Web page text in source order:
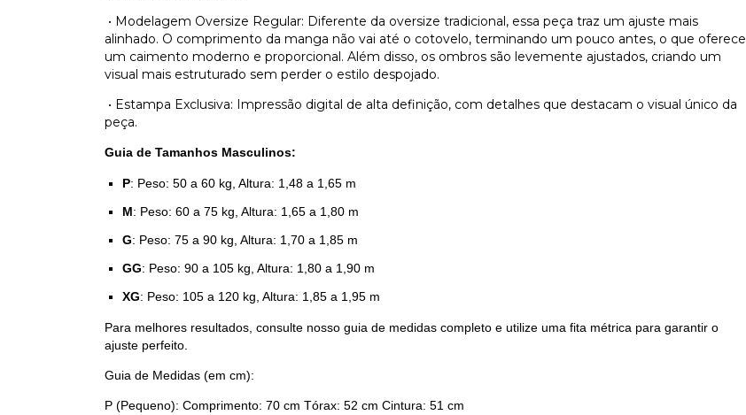
• Modelagem Oversize Regular: Diferente da oversize tradicional, essa peça traz um ajuste mais
alinhado. O comprimento da manga não vai até o cotovelo, terminando um pouco antes, o que oferece
um caimento moderno e proporcional. Além disso, os ombros são levemente ajustados, criando um
visual mais estruturado sem perder o estilo despojado.
• Estampa Exclusiva: Impressão digital de alta definição, com detalhes que destacam o visual único da
peça.
Guia de Tamanhos Masculinos:
P: Peso: 50 a 60 kg, Altura: 1,48 a 1,65 m
M: Peso: 60 a 75 kg, Altura: 1,65 a 1,80 m
G: Peso: 75 a 90 kg, Altura: 1,70 a 1,85 m
GG: Peso: 90 a 105 kg, Altura: 1,80 a 1,90 m
XG: Peso: 105 a 120 kg, Altura: 1,85 a 1,95 m
Para melhores resultados, consulte nosso guia de medidas completo e utilize uma fita métrica para garantir o
ajuste perfeito.
Guia de Medidas (em cm):
P (Pequeno): Comprimento: 70 cm Tórax: 52 cm Cintura: 51 cm